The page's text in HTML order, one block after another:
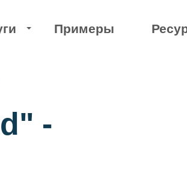
Примеры
-